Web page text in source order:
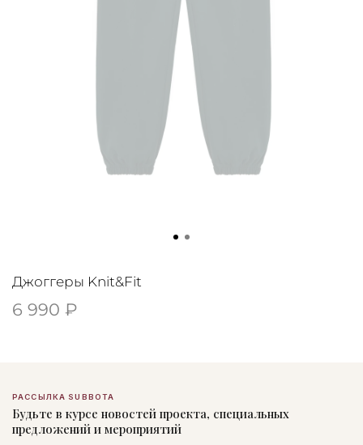
Джоггеры Knit&Fit
6 990 ₽
РАССЫЛКА SUBBOTA
Будьте в курсе новостей проекта, специальных
предложений и мероприятий